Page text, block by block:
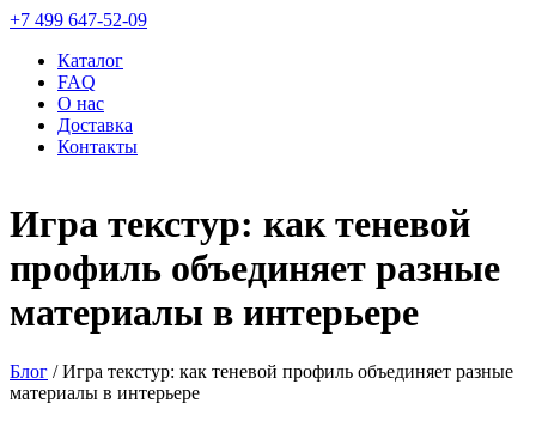
+7 499 647-52-09
Каталог
FAQ
О нас
Доставка
Контакты
Игра текстур: как теневой
профиль объединяет разные
материалы в интерьере
Блог /Игра текстур: как теневой профиль объединяет разные
материалы в интерьере